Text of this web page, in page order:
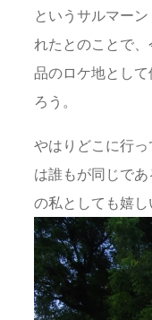
というサルマー
れたとのことで
品のロケ地とし
ろう。
やはりどこに行
は誰もが同じで
の私としても嬉し